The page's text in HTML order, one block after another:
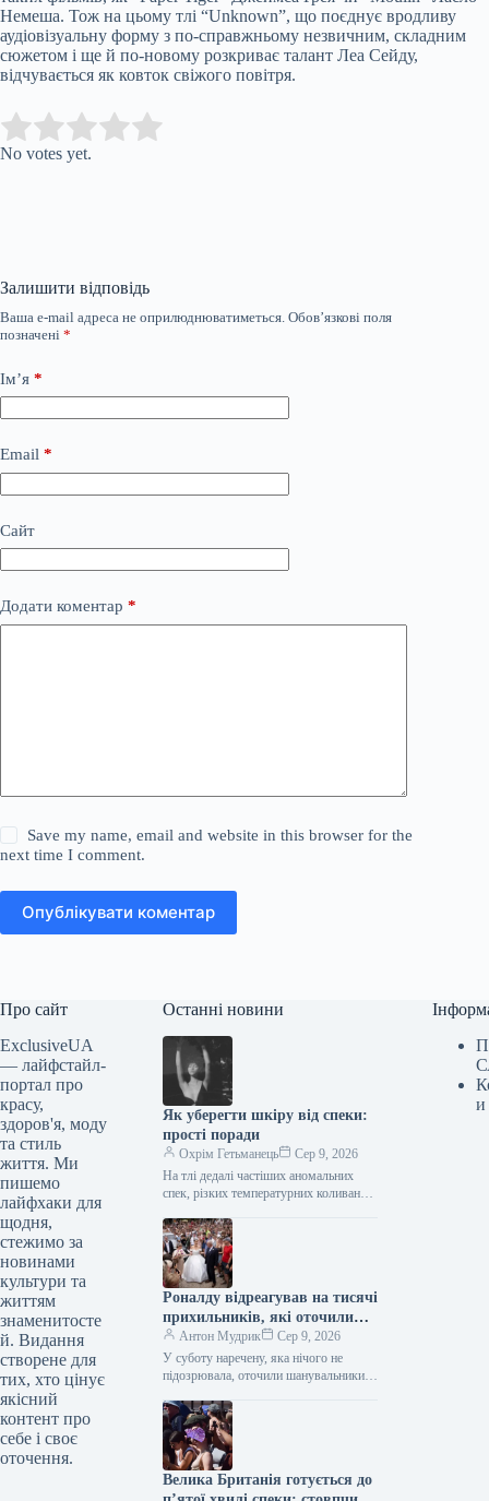
Немеша. Тож на цьому тлі “Unknown”, що поєднує вродливу
аудіовізуальну форму з по-справжньому незвичним, складним
сюжетом і ще й по-новому розкриває талант Леа Сейду,
відчувається як ковток свіжого повітря.
Rate this item:
No votes yet.
Залишити відповідь
Ваша e-mail адреса не оприлюднюватиметься. Обов’язкові поля
позначені *
Ім’я *
Email *
Сайт
Додати коментар *
Save my name, email and website in this browser for the
next time I comment.
Опублікувати коментар
Про сайт
ExclusiveUA
— лайфстайл-
портал про
красу,
здоров'я, моду
та стиль
життя. Ми
пишемо
лайфхаки для
щодня,
стежимо за
новинами
культури та
життям
знаменитосте
й. Видання
створене для
тих, хто цінує
якісний
контент про
себе і своє
оточення.
Останні новини
Як уберегти шкіру від спеки:
прості поради
Охрім Гетьманець
Сер 9, 2026
На тлі дедалі частіших аномальних
спек, різких температурних коливань
сонячного випромінювання, наш
організм зазнає серйозних
фізіологічних…
Роналду відреагував на тисячі
прихильників, які оточили
наречену на весіллі на
Мадейрі
Антон Мудрик
Сер 9, 2026
У суботу наречену, яка нічого не
підозрювала, оточили шанувальники
кафедрального собору Фуншала (Nick
Edwards for Daily Mail)…
Велика Британія готується до
и